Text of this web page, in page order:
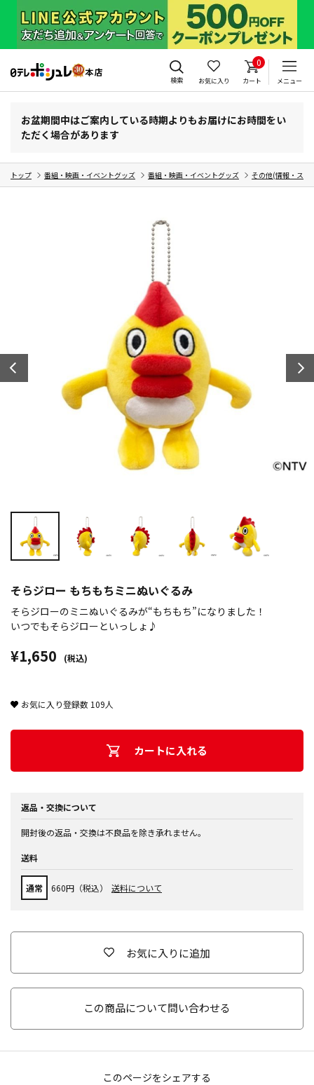
検索 お気に入り
0
カート メニュー
お盆期間中はご案内している時期よりもお届けにお時間をい
ただく場合があります
トップ 番組・映画・イベントグッズ 番組・映画・イベントグッズ その他(情報・スポ
そらジロー もちもちミニぬいぐるみ
そらジローのミニぬいぐるみが“もちもち”になりました！
いつでもそらジローといっしょ♪
¥1,650 (税込)
お気に入り登録数 109人
カートに入れる
返品・交換について
開封後の返品・交換は不良品を除き承れません。
送料
通常 660円（税込） 送料について
お気に入りに追加
この商品について問い合わせる
このページをシェアする